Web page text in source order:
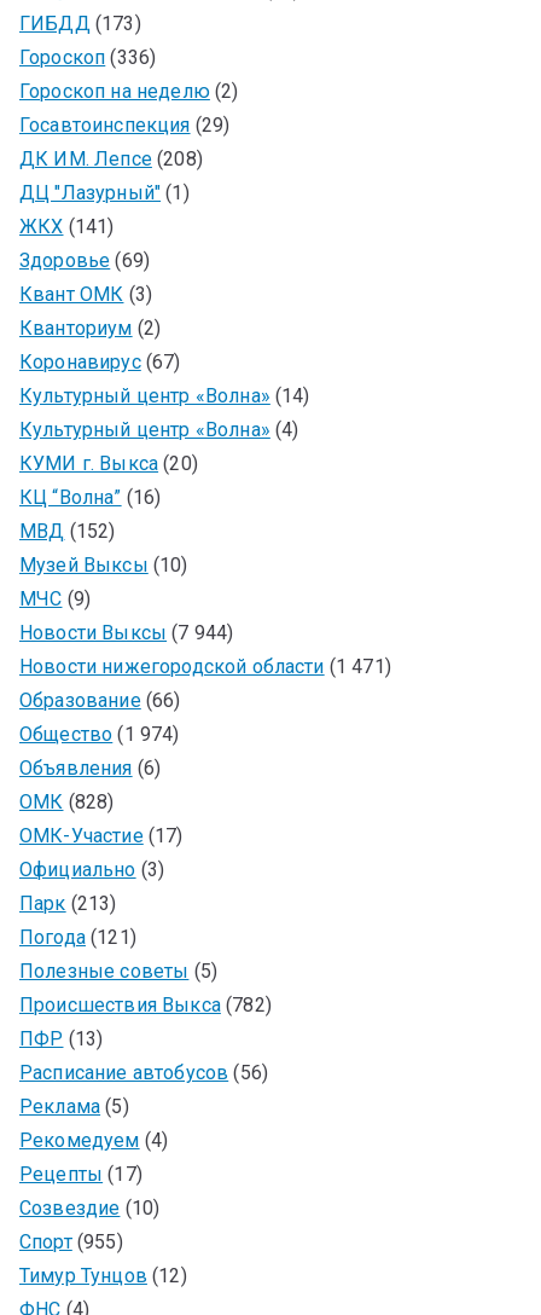
ГИБДД (173)
Гороскоп (336)
Гороскоп на неделю(2)
Госавтоинспекция (29)
ДК ИМ. Лепсе(208)
ДЦ "Лазурный" (1)
ЖКХ (141)
Здоровье (69)
Квант ОМК (3)
Кванториум (2)
Коронавирус(67)
Культурный центр «Волна» (14)
Культурный центр «Волна» (4)
КУМИ г. Выкса (20)
КЦ “Волна” (16)
МВД (152)
Музей Выксы (10)
МЧС (9)
Новости Выксы (7 944)
Новости нижегородской области (1 471)
Образование(66)
Общество (1 974)
Объявления (6)
ОМК (828)
ОМК-Участие(17)
Официально (3)
Парк (213)
Погода(121)
Полезные советы (5)
Происшествия Выкса(782)
ПФР (13)
Расписание автобусов (56)
Реклама (5)
Рекомедуем (4)
Рецепты (17)
Созвездие (10)
Спорт(955)
Тимур Тунцов (12)
ФНС (4)